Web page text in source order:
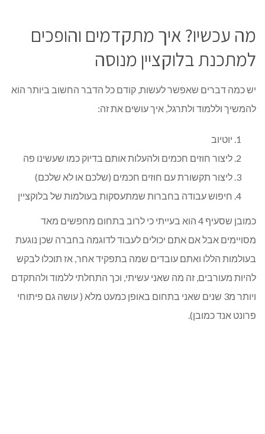
מה עכשיו? איך מתקדמים והופכים
למתכנת בלוקציין מנוסה
יש כמה דברים שאפשר לעשות, קודם כל הדבר החשוב ביותר הוא
להמשיך וללמוד ולתרגל, איך עושים את זה:
יוטיוב
ליצור חוזים חכמים ולהעלות אותם בדיוק כמו שעשינו פה
ליצור תקשורת עם חוזים חכמים (שלכם או לא שלכם)
חיפוש עבודה בחברות שמתעסקות בעולמות של בלוקציין
כמובן שסעיף 4 הוא בעייתי כי לרוב בתחום מחפשים מאד
מסויימים אבל אם אתם יכולים לעבוד לדוגמה בחברה שכן נוגעת
בעולמות הללו ואתם עובדים שמה בתפקיד אחר, אז תוכלו לבקש
להיות מעורבים, זה מה שאני עשיתי, וכך התחלתי ללמוד ולהתקדם
ויותר מ3 שנים שאני בתחום באופן כמעט מלא ( עושה גם פיתוחי
פרונט אנד כמובן).